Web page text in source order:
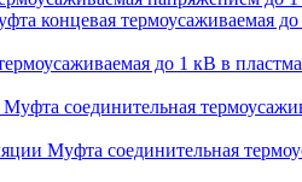
концевая термоусаживаемая
до 1 кВ в
Муфта соединительная
Муфта соединительная